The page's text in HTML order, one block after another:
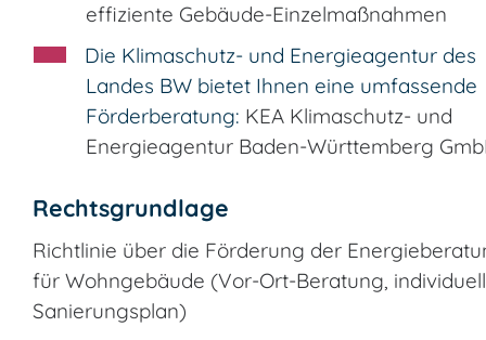
effiziente Gebäude-Einzelmaßnahmen
Die Klimaschutz- und Energieagentur des
Landes BW bietet Ihnen eine umfassende
Förderberatung: KEA Klimaschutz- und
Energieagentur Baden-Württemberg
Rechtsgrundlage
Richtlinie über die Förderung der
für Wohngebäude (Vor-Ort-Beratung,
Sanierungsplan)